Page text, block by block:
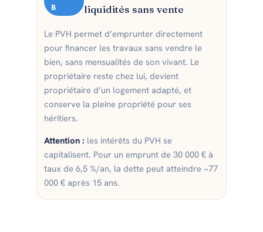
B
liquidités sans vente
Le PVH permet d’emprunter directement
pour financer les travaux sans vendre le
bien, sans mensualités de son vivant. Le
propriétaire reste chez lui, devient
propriétaire d’un logement adapté, et
conserve la pleine propriété pour ses
héritiers.
Attention : les intérêts du PVH se
capitalisent. Pour un emprunt de 30 000 € à
taux de 6,5 %/an, la dette peut atteindre ~77
000 € après 15 ans.